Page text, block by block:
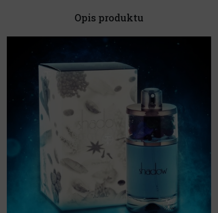
Opis produktu